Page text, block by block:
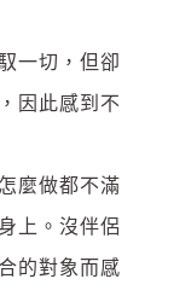
一切，但卻
因此感到不
麼做都不滿
上。沒伴侶
的對象而感